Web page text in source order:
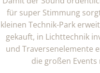
für super Stimmung
kleinen Technik-Park
gekauft, in Lichttechnik
und Traversenelemente
die großen